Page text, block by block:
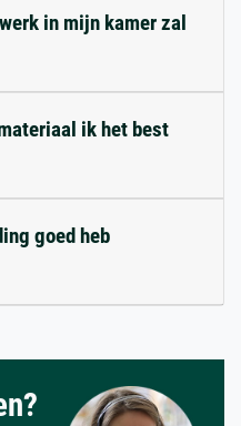
in mijn kamer zal
ik het best
goed heb